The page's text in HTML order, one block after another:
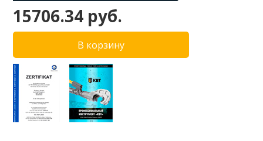
15706.34 руб.